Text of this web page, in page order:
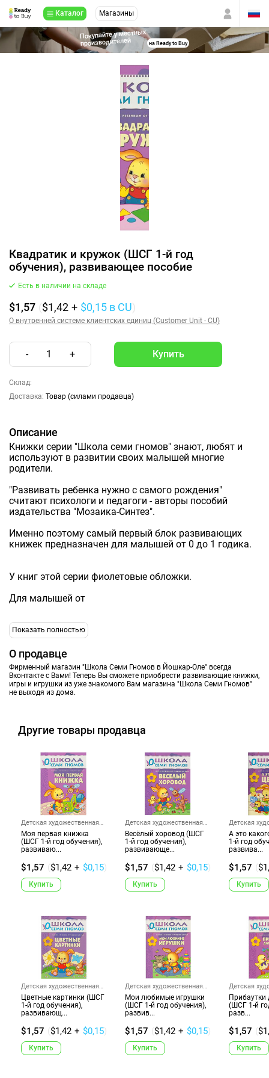
Каталог Магазины
Покупайте у местных
производителей на Ready to Buy
Квадратик и кружок (ШСГ 1-й год
обучения), развивающее пособие
Есть в наличии на складе
$1,57 ($1,42 + $0,15 в CU)
О внутренней системе клиентских единиц (Customer Unit - CU)
- 1 +
Склад:
Доставка: Товар (силами продавца)
Описание
Книжки серии "Школа семи гномов" знают, любят и
используют в развитии своих малышей многие
родители.
"Развивать ребенка нужно с самого рождения"
считают психологи и педагоги - авторы пособий
издательства "Мозаика-Синтез".
Именно поэтому самый первый блок развивающих
книжек предназначен для малышей от 0 до 1 годика.
У книг этой серии фиолетовые обложки.
Для малышей от
Показать полностью
О продавце
Фирменный магазин "Школа Семи Гномов в Йошкар-Оле" всегда
Вконтакте с Вами! Теперь Вы сможете приобрести развивающие книжки,
игры и игрушки из уже знакомого Вам магазина "Школа Семи Гномов"
не выходя из дома.
Другие товары продавца
Детская художественная
лите...
Моя первая книжка
(ШСГ 1-й год обучения),
развиваю...
$1,57 ($1,42 + $0,15)
Купить
Детская художественная
лите...
Весёлый хоровод (ШСГ
1-й год обучения),
развивающе...
$1,57 ($1,42 + $0,15)
Купить
Детская
лите...
А это
1-й год
развива...
$1,57 (
Купить
Детская художественная
лите...
Цветные картинки (ШСГ
1-й год обучения),
развивающ...
$1,57 ($1,42 + $0,15)
Купить
Детская художественная
лите...
Мои любимые игрушки
(ШСГ 1-й год обучения),
развив...
$1,57 ($1,42 + $0,15)
Купить
Детская
лите...
(ШСГ 1-й
разв...
$1,57 (
Купить